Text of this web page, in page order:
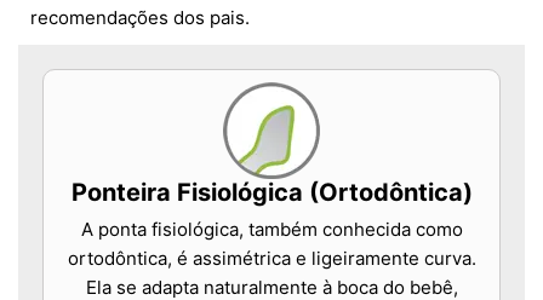
recomendações dos pais.
Ponteira Fisiológica (Ortodôntica)
A ponta fisiológica, também conhecida como
ortodôntica, é assimétrica e ligeiramente curva.
Ela se adapta naturalmente à boca do bebê,